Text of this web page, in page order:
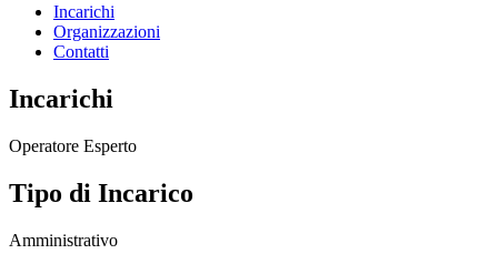
Incarichi
Organizzazioni
Contatti
Incarichi
Operatore Esperto
Tipo di Incarico
Amministrativo